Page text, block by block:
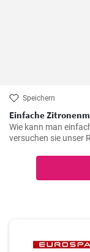
Speichern
Einfache
Wie kann man
versuchen sie unser
Gäste werden sie